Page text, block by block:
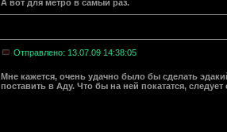
А вот для метро в самый раз.
Отправлено: 13.07.09 14:38:05
Мне кажется, очень удачно было бы сделать
поставить в Аду. Что бы на ней покататся, следует